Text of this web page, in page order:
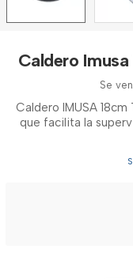
Caldero
Se
Caldero IMUSA
que facilita la